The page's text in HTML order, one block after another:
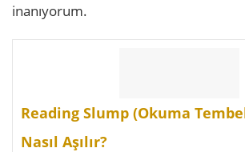
inanıyorum.
Reading Slump (Okuma
Nasıl Aşılır?